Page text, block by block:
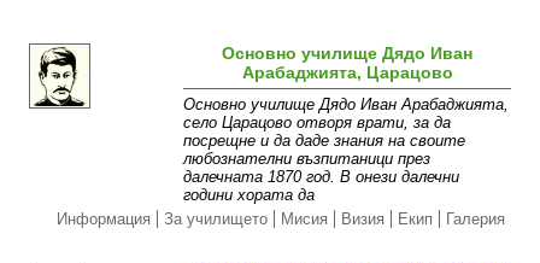
Основно училище Дядо Иван
Арабаджията, Царацово
Основно училище Дядо Иван Арабаджията,
село Царацово отворя врати, за да
посрещне и да даде знания на своите
любознателни възпитаници през
далечната 1870 год. В онези далечни
години хората да
Информация
За училището Мисия Визия Екип Галерия